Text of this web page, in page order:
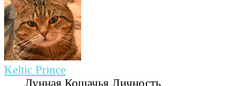
Keltic Prince
Лунная Кошачья Личность